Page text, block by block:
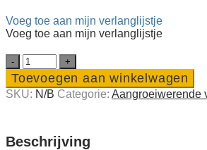
Voeg toe aan mijn verlanglijstje
Voeg toe aan mijn verlanglijstje
Hempel's
Ecopower
Racing
zelfslijpende
quantity
Toevoegen aan winkelwagen
SKU: N/B Categorie: Aangroei­werende
Beschrijving